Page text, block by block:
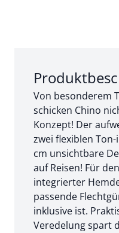
Abschnitt 1 von 3:
Von besonderem
schicken Chino
Konzept! Der
zwei flexiblen
cm unsichtbare
auf Reisen! Für
integrierter
passende
inklusive ist.
Veredelung spart